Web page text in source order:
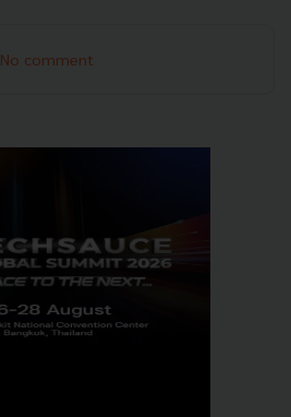
No comment